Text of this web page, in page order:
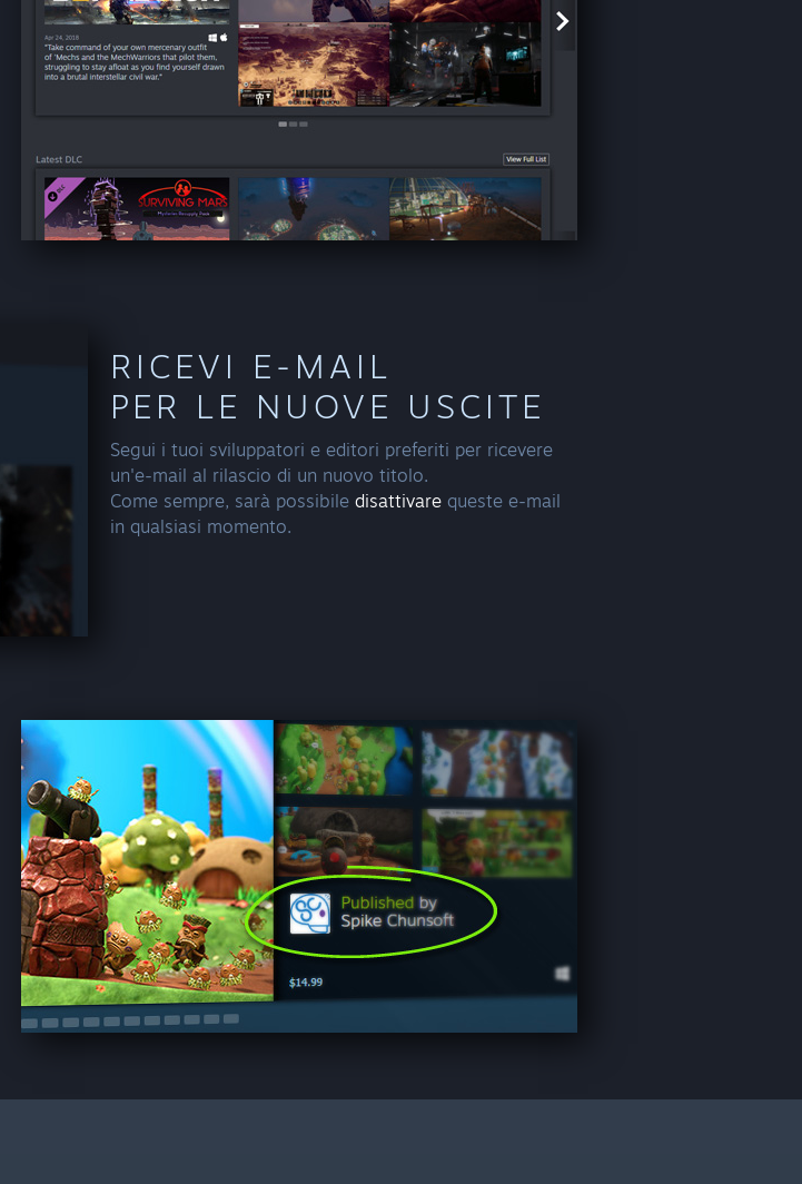
RICEVI E-MAIL
PER LE NUOVE USCITE
Segui i tuoi sviluppatori e editori preferiti per ricevere
un'e-mail al rilascio di un nuovo titolo.
Come sempre, sarà possibile disattivare queste e-mail
in qualsiasi momento.